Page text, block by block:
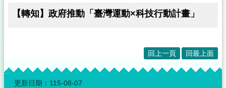
【轉知】政府推動「臺灣運動×科技行動計畫」
回上一頁 回最上面
:::
更新日期： 115-08-07